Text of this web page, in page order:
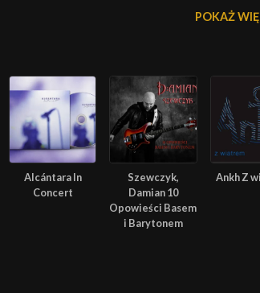
POKAŻ
Alcántara In
Concert
Szewczyk,
Damian 10
Opowieści Basem
i Barytonem
Ankh Z